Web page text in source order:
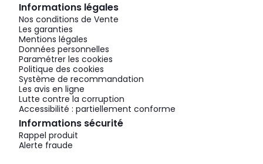
Informations légales
Nos conditions de Vente
Les garanties
Mentions légales
Données personnelles
Paramétrer les cookies
Politique des cookies
Système de recommandation
Les avis en ligne
Lutte contre la corruption
Accessibilité : partiellement conforme
Informations sécurité
Rappel produit
Alerte fraude